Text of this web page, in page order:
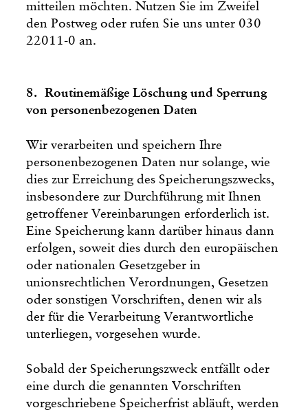
mitteilen möchten. Nutzen Sie im Zweifel
den Postweg oder rufen Sie uns unter 030
22011-0 an.
8. Routinemäßige Löschung und Sperrung
von personenbezogenen Daten
Wir verarbeiten und speichern Ihre
personenbezogenen Daten nur solange, wie
dies zur Erreichung des Speicherungszwecks,
insbesondere zur Durchführung mit Ihnen
getroffener Vereinbarungen erforderlich ist.
Eine Speicherung kann darüber hinaus dann
erfolgen, soweit dies durch den europäischen
oder nationalen Gesetzgeber in
unionsrechtlichen Verordnungen, Gesetzen
oder sonstigen Vorschriften, denen wir als
der für die Verarbeitung Verantwortliche
unterliegen, vorgesehen wurde.
Sobald der Speicherungszweck entfällt oder
eine durch die genannten Vorschriften
vorgeschriebene Speicherfrist abläuft, werden